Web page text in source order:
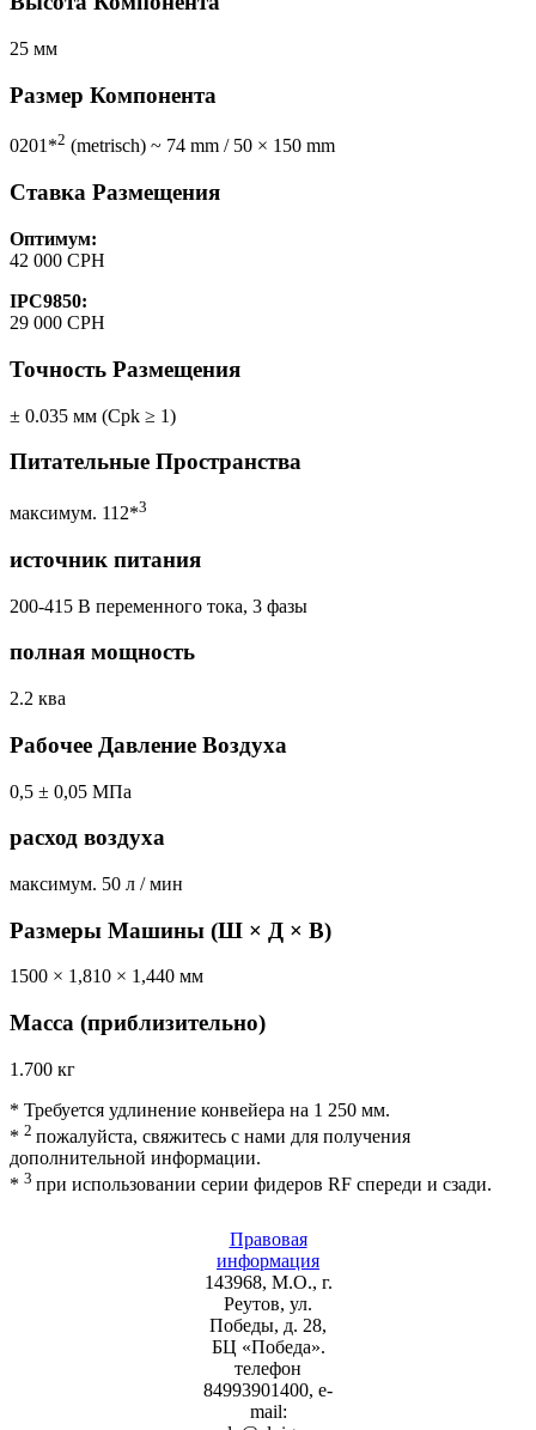
25 мм
Размер Компонента
0201*2 (metrisch) ~ 74 mm / 50 × 150 mm
Ставка Размещения
Оптимум:
42 000 CPH
IPC9850:
29 000 CPH
Точность Размещения
± 0.035 мм (Cpk ≥ 1)
Питательные Пространства
максимум. 112*3
источник питания
200-415 В переменного тока, 3 фазы
полная мощность
2.2 ква
Рабочее Давление Воздуха
0,5 ± 0,05 МПа
расход воздуха
максимум. 50 л / мин
Размеры Машины (Ш × Д × В)
1500 × 1,810 × 1,440 мм
Масса (приблизительно)
1.700 кг
* Требуется удлинение конвейера на 1 250 мм.
* 2 пожалуйста, свяжитесь с нами для получения
дополнительной информации.
* 3 при использовании серии фидеров RF спереди и сзади.
Правовая
информация
143968, М.О., г.
Реутов, ул.
Победы, д. 28,
БЦ «Победа».
телефон
84993901400, e-
mail: